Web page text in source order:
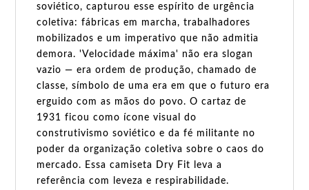
soviético, capturou esse espírito de urgência
coletiva: fábricas em marcha, trabalhadores
mobilizados e um imperativo que não admitia
demora. 'Velocidade máxima' não era slogan
vazio — era ordem de produção, chamado de
classe, símbolo de uma era em que o futuro era
erguido com as mãos do povo. O cartaz de
1931 ficou como ícone visual do
construtivismo soviético e da fé militante no
poder da organização coletiva sobre o caos do
mercado. Essa camiseta Dry Fit leva a
referência com leveza e respirabilidade.